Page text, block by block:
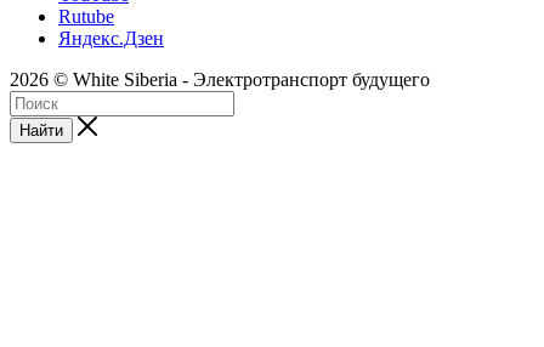
Rutube
Яндекс.Дзен
2026 © White Siberia - Электротранспорт будущего
Найти